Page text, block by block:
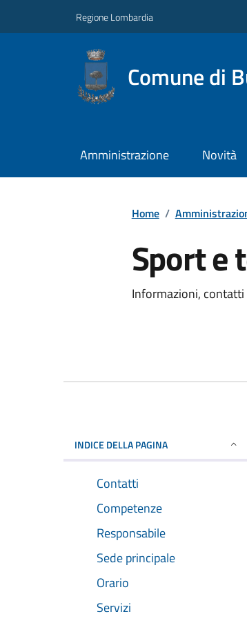
Regione Lombardia
Comune di
Amministrazione Novità
Home /
Sport e
Informazioni, contatti
INDICE DELLA PAGINA
Contatti
Competenze
Responsabile
Sede principale
Orario
Servizi